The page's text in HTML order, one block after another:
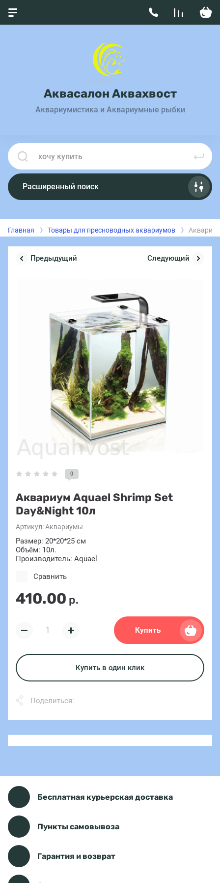
Аквасалон Аквахвост
Аквариумистика и Аквариумные рыбки
Расширенный поиск
Главная Товары для пресноводных аквариумов
Предыдущий Следующий
0
Аквариум Aquael Shrimp Set
Day&Night 10л
Артикул:Аквариумы
Размер: 20*20*25 см
Объём: 10л.
Производитель: Aquael
410.00 р.
Сравнить
Купить
Купить в один клик
Поделиться:
Бесплатная курьерская доставка
Пункты самовывоза
Гарантия и возврат